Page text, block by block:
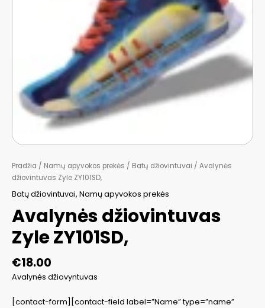
Pradžia / Namų apyvokos prekės / Batų džiovintuvai / Avalynės
džiovintuvas Zyle ZY101SD,
Batų džiovintuvai, Namų apyvokos prekės
Avalynės džiovintuvas
Zyle ZY101SD,
€18.00
Avalynės džiovyntuvas
[contact-form][contact-field label=”Name” type=”name”